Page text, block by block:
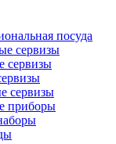
посуда
сервизы
сервизы
сервизы
приборы